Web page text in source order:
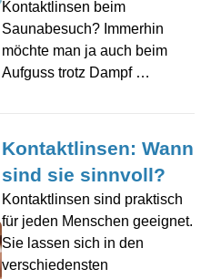
Kontaktlinsen beim
Saunabesuch? Immerhin
möchte man ja auch beim
Aufguss trotz Dampf …
Kontaktlinsen: Wann
sind sie sinnvoll?
Kontaktlinsen sind praktisch
für jeden Menschen geeignet.
Sie lassen sich in den
verschiedensten